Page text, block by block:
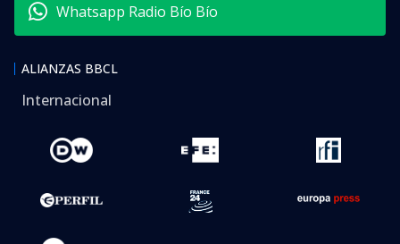
Whatsapp Radio Bío Bío
ALIANZAS BBCL
Internacional